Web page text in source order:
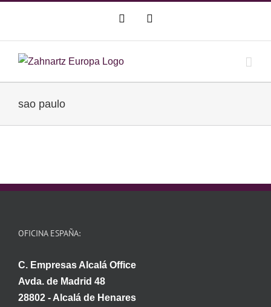
contenido
WhatsAppCorreo
sao paulo
OFICINA ESPAÑA:
C. Empresas Alcalá Office
Avda. de Madrid 48
28802 - Alcalá de Henares